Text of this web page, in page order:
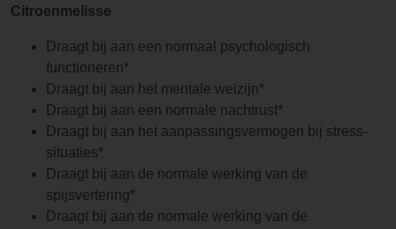
Citroenmelisse
Draagt bij aan een normaal psychologisch
functioneren*
Draagt bij aan het mentale welzijn*
Draagt bij aan een normale nachtrust*
Draagt bij aan het aanpassingsvermogen bij stress-
situaties*
Draagt bij aan de normale werking van de
spijsvertering*
Draagt bij aan de normale werking van de